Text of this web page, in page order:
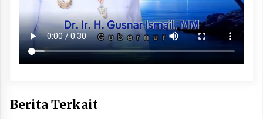
Berita Terkait